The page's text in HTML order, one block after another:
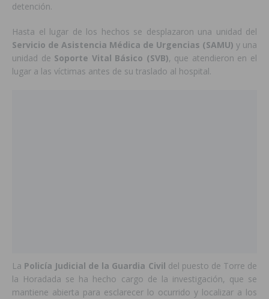
detención.
Hasta el lugar de los hechos se desplazaron una unidad del
Servicio de Asistencia Médica de Urgencias (SAMU) y una
unidad de Soporte Vital Básico (SVB), que atendieron en el
lugar a las víctimas antes de su traslado al hospital.
La Policía Judicial de la Guardia Civil del puesto de Torre de
la Horadada se ha hecho cargo de la investigación, que se
mantiene abierta para esclarecer lo ocurrido y localizar a los